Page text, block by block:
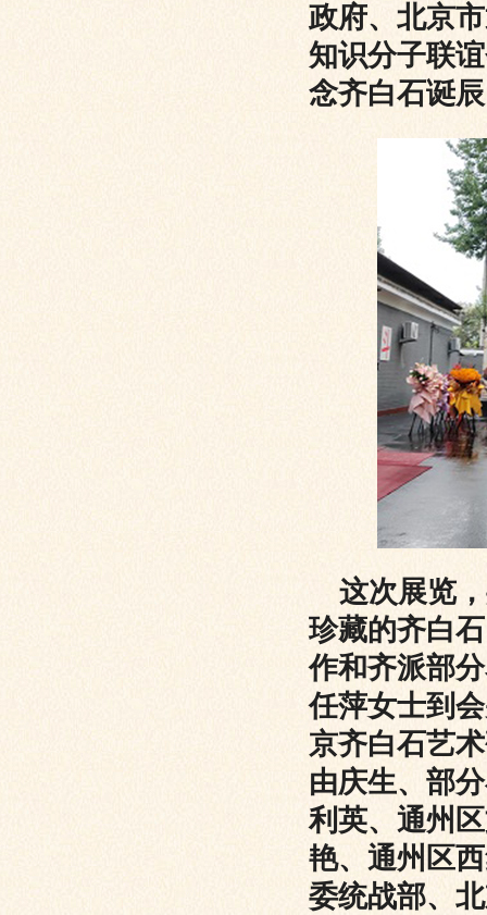
政府、北京
知识分子联
念齐白石诞
这次展览
珍藏的齐白
作和齐派部
任萍女士到
京齐白石艺
由庆生、部
利英、通州
艳、通州区
委统战部、